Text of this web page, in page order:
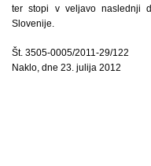
ter stopi v veljavo naslednji
Slovenije.
Št. 3505-0005/2011-29/122
Naklo, dne 23. julija 2012